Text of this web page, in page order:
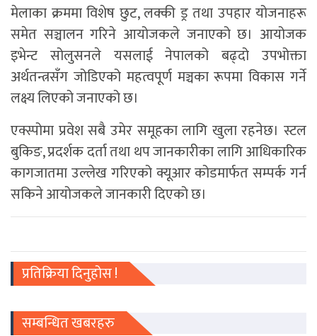
मेलाका क्रममा विशेष छुट, लक्की ड्र तथा उपहार योजनाहरू
समेत सञ्चालन गरिने आयोजकले जनाएको छ। आयोजक
इभेन्ट सोलुसनले यसलाई नेपालको बढ्दो उपभोक्ता
अर्थतन्त्रसँग जोडिएको महत्वपूर्ण मञ्चका रूपमा विकास गर्ने
लक्ष्य लिएको जनाएको छ।
एक्स्पोमा प्रवेश सबै उमेर समूहका लागि खुला रहनेछ। स्टल
बुकिङ, प्रदर्शक दर्ता तथा थप जानकारीका लागि आधिकारिक
कागजातमा उल्लेख गरिएको क्यूआर कोडमार्फत सम्पर्क गर्न
सकिने आयोजकले जानकारी दिएको छ।
प्रतिक्रिया दिनुहोस !
सम्बन्धित खबरहरु